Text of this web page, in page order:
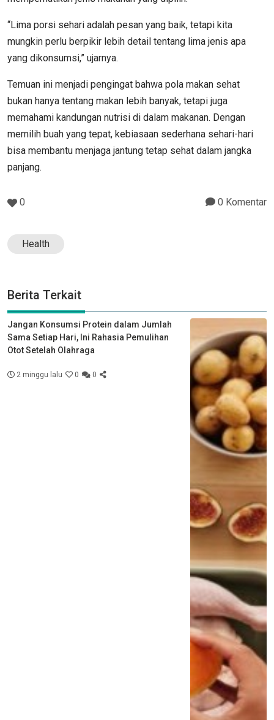
“Lima porsi sehari adalah pesan yang baik, tetapi kita
mungkin perlu berpikir lebih detail tentang lima jenis apa
yang dikonsumsi,” ujarnya.
Temuan ini menjadi pengingat bahwa pola makan sehat
bukan hanya tentang makan lebih banyak, tetapi juga
memahami kandungan nutrisi di dalam makanan. Dengan
memilih buah yang tepat, kebiasaan sederhana sehari-hari
bisa membantu menjaga jantung tetap sehat dalam jangka
panjang.
0 0 Komentar
Health
Berita Terkait
Jangan Konsumsi Protein dalam Jumlah
Sama Setiap Hari, Ini Rahasia Pemulihan
Otot Setelah Olahraga
2 minggu lalu 0 0